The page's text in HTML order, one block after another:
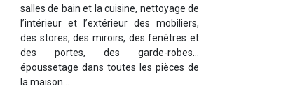
salles de bain et la cuisine, nettoyage de
l’intérieur et l’extérieur des mobiliers,
des stores, des miroirs, des fenêtres et
des portes, des garde-robes…
époussetage dans toutes les pièces de
la maison…